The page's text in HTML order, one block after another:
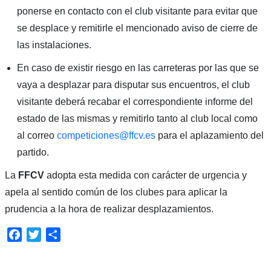
ponerse en contacto con el club visitante para evitar que
se desplace y remitirle el mencionado aviso de cierre de
las instalaciones.
En caso de existir riesgo en las carreteras por las que se
vaya a desplazar para disputar sus encuentros, el club
visitante deberá recabar el correspondiente informe del
estado de las mismas y remitirlo tanto al club local como
al correo competiciones@ffcv.espara el aplazamiento del
partido.
La FFCVadopta esta medida con carácter de urgencia y
apela al sentido común de los clubes para aplicar la
prudencia a la hora de realizar desplazamientos.
Facebook
Twitter